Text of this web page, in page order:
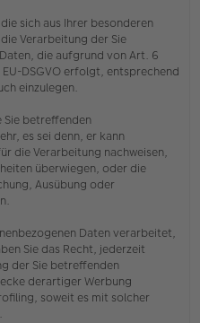
sich aus Ihrer besonderen
Verarbeitung der Sie
die aufgrund von Art. 6
DSGVO erfolgt, entsprechend
einzulegen.
betreffenden
es sei denn, er kann
die Verarbeitung nachweisen,
überwiegen, oder die
Ausübung oder
Daten verarbeitet,
Sie das Recht, jederzeit
der Sie betreffenden
derartiger Werbung
soweit es mit solcher